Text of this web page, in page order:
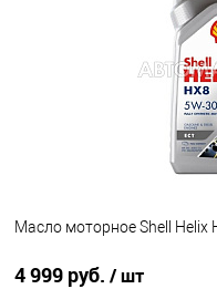
Масло моторное Shell Helix
4 999 руб. / шт